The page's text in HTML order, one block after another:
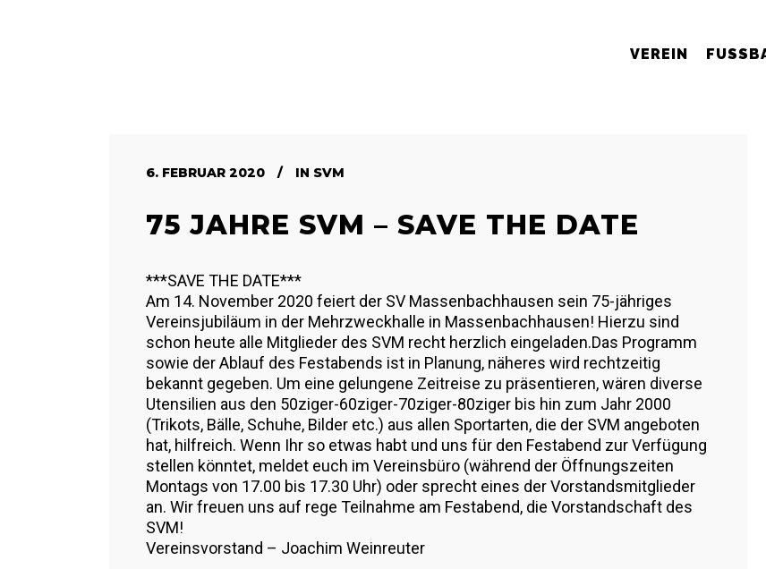
VEREIN
6. FEBRUAR 2020 IN SVM
75 JAHRE SVM – SAVE THE DATE
***SAVE THE DATE***
Am 14. November 2020 feiert der SV Massenbachhausen sein 75-jähriges
Vereinsjubiläum in der Mehrzweckhalle in Massenbachhausen! Hierzu sind
schon heute alle Mitglieder des SVM recht herzlich eingeladen.Das Programm
sowie der Ablauf des Festabends ist in Planung, näheres wird rechtzeitig
bekannt gegeben. Um eine gelungene Zeitreise zu präsentieren, wären diverse
Utensilien aus den 50ziger-60ziger-70ziger-80ziger bis hin zum Jahr 2000
(Trikots, Bälle, Schuhe, Bilder etc.) aus allen Sportarten, die der SVM angeboten
hat, hilfreich. Wenn Ihr so etwas habt und uns für den Festabend zur Verfügung
stellen könntet, meldet euch im Vereinsbüro (während der Öffnungszeiten
Montags von 17.00 bis 17.30 Uhr) oder sprecht eines der Vorstandsmitglieder
an. Wir freuen uns auf rege Teilnahme am Festabend, die Vorstandschaft des
SVM!
Vereinsvorstand – Joachim Weinreuter